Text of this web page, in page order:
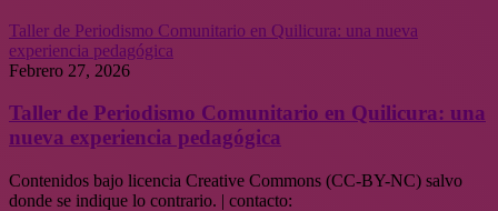
Taller de Periodismo Comunitario en Quilicura: una nueva
experiencia pedagógica
Febrero 27, 2026
Taller de Periodismo Comunitario en Quilicura: una
nueva experiencia pedagógica
Contenidos bajo licencia Creative Commons (CC-BY-NC) salvo
donde se indique lo contrario. | contacto: